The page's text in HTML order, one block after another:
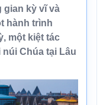
gian kỳ vĩ và
hành trình
một kiệt tác
Chúa tại Lâu